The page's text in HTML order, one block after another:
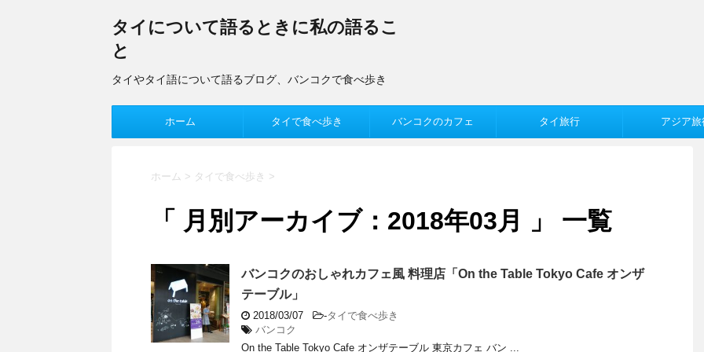
タイについて語るときに私の語るこ
と
タイやタイ語について語るブログ、バンコクで食べ歩き
ホーム タイで食べ歩き バンコクのカフェ タイ旅行 アジア旅
ホーム > タイで食べ歩き >
「 月別アーカイブ：2018年03月 」 一覧
バンコクのおしゃれカフェ風 料理店「On the Table Tokyo Cafe オンザ
テーブル」
2018/03/07 -タイで食べ歩き
バンコク
On the Table Tokyo Cafe オンザテーブル 東京カフェ バン ...